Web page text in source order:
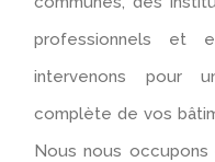
professionnels et
intervenons pour
complète de vos
Nous nous